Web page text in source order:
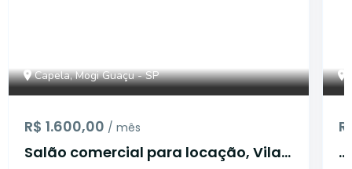
Capela, Mogi Guaçu - SP
R$ 1.600,00 / mês
Salão comercial para locação, Vila
...